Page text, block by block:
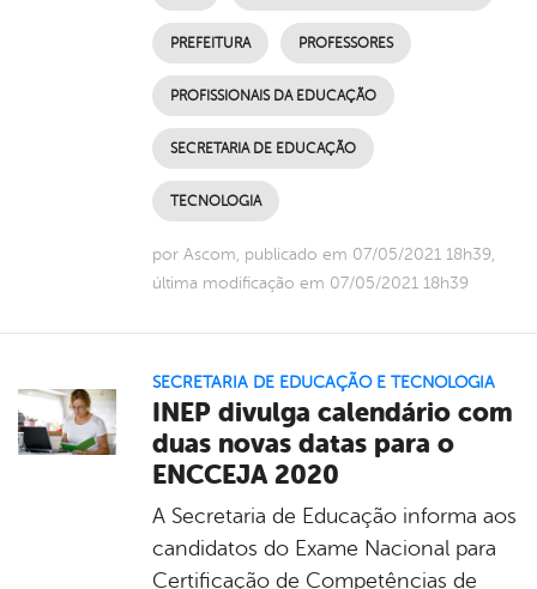
PREFEITURA PROFESSORES
PROFISSIONAIS DA EDUCAÇÃO
SECRETARIA DE EDUCAÇÃO
TECNOLOGIA
por Ascom, publicado em 07/05/2021 18h39,
última modificação em 07/05/2021 18h39
SECRETARIA DE EDUCAÇÃO E TECNOLOGIA
INEP divulga calendário com
duas novas datas para o
ENCCEJA 2020
A Secretaria de Educação informa aos
candidatos do Exame Nacional para
Certificação de Competências de